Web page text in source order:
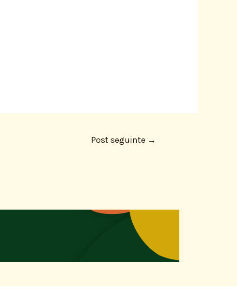
Post seguinte →